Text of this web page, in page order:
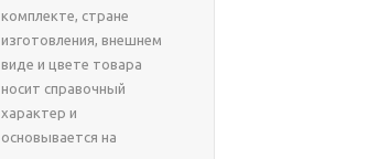
комплекте, стране
изготовления, внешнем
виде и цвете товара
носит справочный
характер и
основывается на